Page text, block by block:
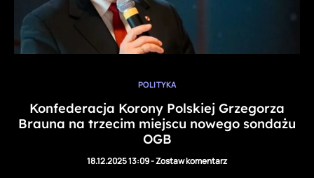
POLITYKA
Konfederacja Korony Polskiej Grzegorza
Brauna na trzecim miejscu nowego sondażu
OGB
18.12.2025 13:09-Zostaw komentarz